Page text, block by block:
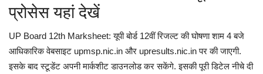
राष्ट्रीय खबरें
उत्तर प्रदेश
प्रोसेस यहां देखें
UP Board 12th Marksheet: यूपी बोर्ड 12वीं रिजल्ट की घोषणा शाम 4 बजे
आधिकारिक वेबसाइट upmsp.nic.in और upresults.nic.in पर की जाएगी.
इसके बाद स्टूडेंट अपनी मार्कशीट डाउनलोड कर सकेंगे. इसकी पूरी डिटेल नीचे दी